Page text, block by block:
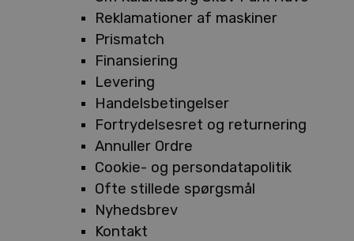
Reklamationer af maskiner
Prismatch
Finansiering
Levering
Handelsbetingelser
Fortrydelsesret og returnering
Annuller Ordre
Cookie- og persondatapolitik
Ofte stillede spørgsmål
Nyhedsbrev
Kontakt